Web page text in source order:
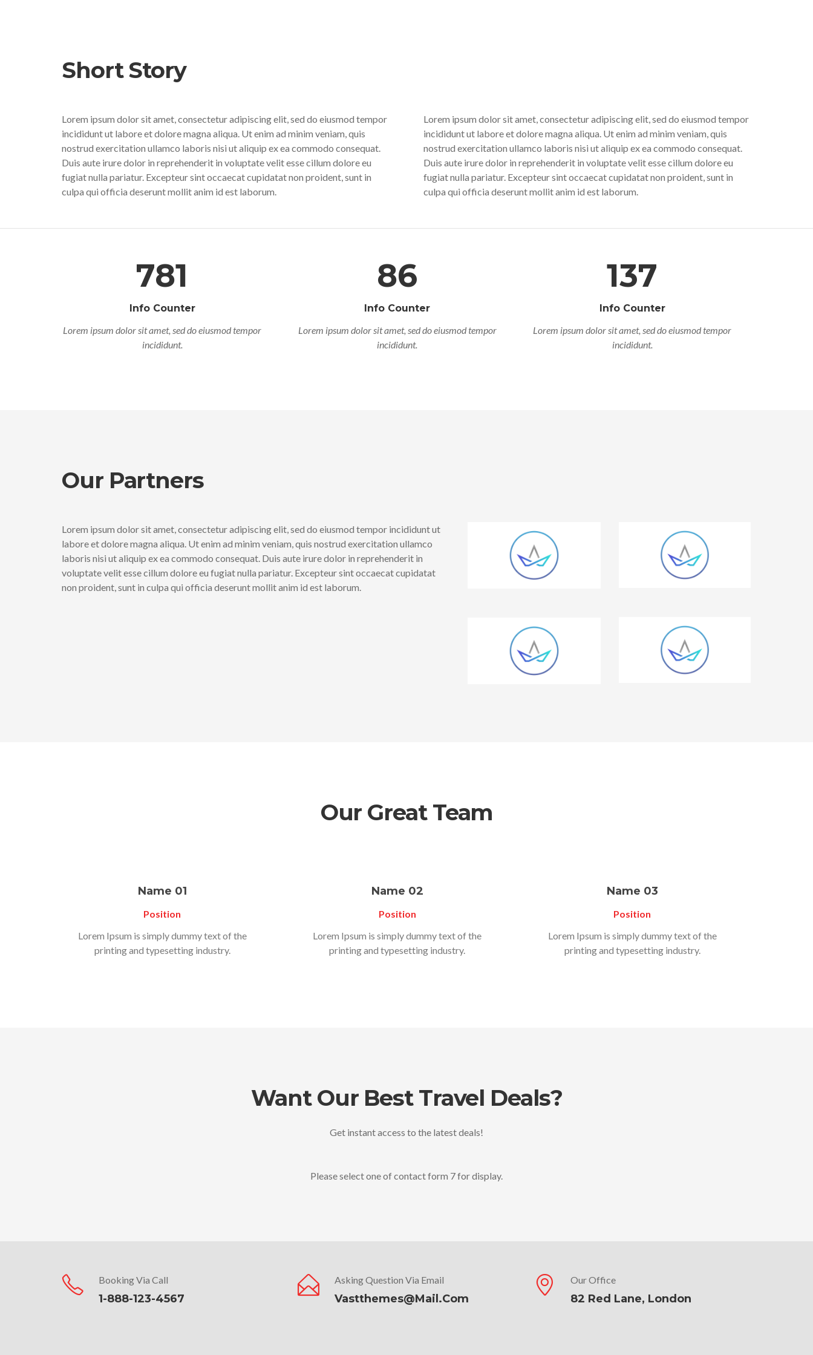
Short Story
Lorem ipsum dolor sit amet, consectetur adipiscing elit, sed do eiusmod tempor
incididunt ut labore et dolore magna aliqua. Ut enim ad minim veniam, quis
nostrud exercitation ullamco laboris nisi ut aliquip ex ea commodo consequat.
Duis aute irure dolor in reprehenderit in voluptate velit esse cillum dolore eu
fugiat nulla pariatur. Excepteur sint occaecat cupidatat non proident, sunt in
culpa qui officia deserunt mollit anim id est laborum.
Lorem ipsum dolor sit amet, consectetur adipiscing elit, sed do eiusmod tempor
incididunt ut labore et dolore magna aliqua. Ut enim ad minim veniam, quis
nostrud exercitation ullamco laboris nisi ut aliquip ex ea commodo consequat.
Duis aute irure dolor in reprehenderit in voluptate velit esse cillum dolore eu
fugiat nulla pariatur. Excepteur sint occaecat cupidatat non proident, sunt in
culpa qui officia deserunt mollit anim id est laborum.
781
Info Counter
Lorem ipsum dolor sit amet, sed do eiusmod tempor
incididunt.
86
Info Counter
Lorem ipsum dolor sit amet, sed do eiusmod tempor
incididunt.
137
Info Counter
Lorem ipsum dolor sit amet, sed do eiusmod tempor
incididunt.
Our Partners
Lorem ipsum dolor sit amet, consectetur adipiscing elit, sed do eiusmod tempor incididunt ut
labore et dolore magna aliqua. Ut enim ad minim veniam, quis nostrud exercitation ullamco
laboris nisi ut aliquip ex ea commodo consequat. Duis aute irure dolor in reprehenderit in
voluptate velit esse cillum dolore eu fugiat nulla pariatur. Excepteur sint occaecat cupidatat
non proident, sunt in culpa qui officia deserunt mollit anim id est laborum.
Our Great Team
Name 01
Position
Lorem Ipsum is simply dummy text of the
printing and typesetting industry.
Name 02
Position
Lorem Ipsum is simply dummy text of the
printing and typesetting industry.
Name 03
Position
Lorem Ipsum is simply dummy text of the
printing and typesetting industry.
Want Our Best Travel Deals?
Get instant access to the latest deals!
Please select one of contact form 7 for display.
Booking Via Call
1-888-123-4567
Asking Question Via Email
Vastthemes@mail.com
Our Office
82 Red Lane, London